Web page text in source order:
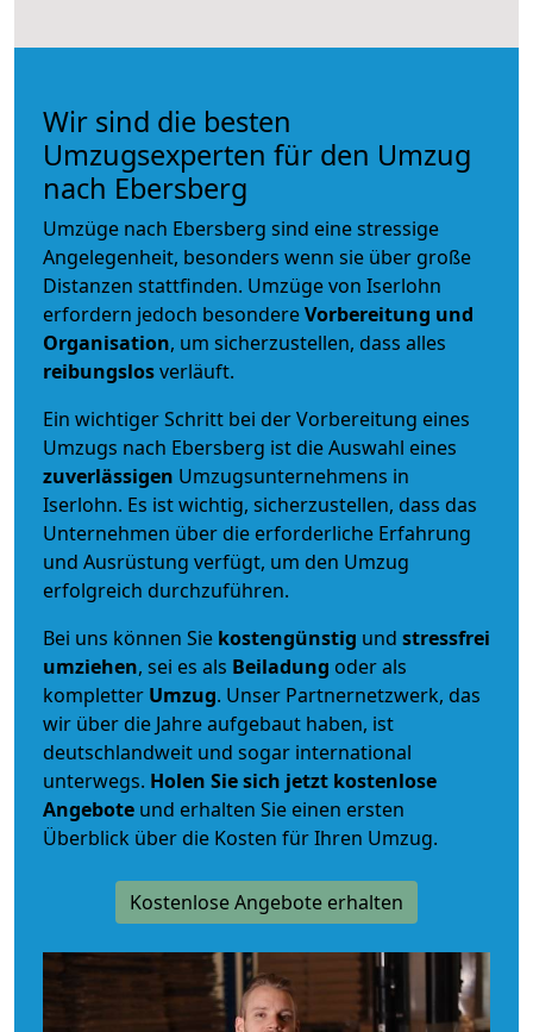
Wir sind die besten
Umzugsexperten für den Umzug
nach Ebersberg
Umzüge nach Ebersberg sind eine stressige
Angelegenheit, besonders wenn sie über große
Distanzen stattfinden. Umzüge von Iserlohn
erfordern jedoch besondereVorbereitung und
Organisation, um sicherzustellen, dass alles
reibungslosverläuft.
Ein wichtiger Schritt bei der Vorbereitung eines
Umzugs nach Ebersberg ist die Auswahl eines
zuverlässigen Umzugsunternehmens in
Iserlohn. Es ist wichtig, sicherzustellen, dass das
Unternehmen über die erforderliche Erfahrung
und Ausrüstung verfügt, um den Umzug
erfolgreich durchzuführen.
Bei uns können Sie kostengünstig und stressfrei
umziehen, sei es als Beiladung oder als
kompletter Umzug. Unser Partnernetzwerk, das
wir über die Jahre aufgebaut haben, ist
deutschlandweit und sogar international
unterwegs. Holen Sie sich jetzt kostenlose
Angebote und erhalten Sie einen ersten
Überblick über die Kosten für Ihren Umzug.
Kostenlose Angebote erhalten